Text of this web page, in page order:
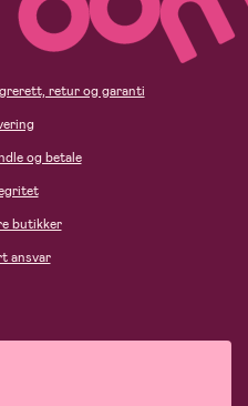
retur og garanti
og betale
butikker
ansvar